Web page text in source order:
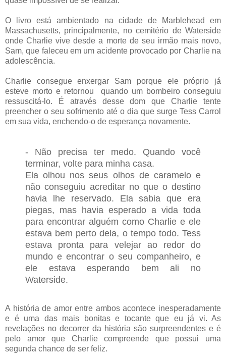
O livro está ambientado na cidade de Marblehead em
Massachusetts, principalmente, no cemitério de Waterside
onde Charlie vive desde a morte de seu irmão mais novo,
Sam, que faleceu em um acidente provocado por Charlie na
adolescência.
Charlie consegue enxergar Sam porque ele próprio já
esteve morto e retornou quando um bombeiro conseguiu
ressuscitá-lo. É através desse dom que Charlie tente
preencher o seu sofrimento até o dia que surge Tess Carrol
em sua vida, enchendo-o de esperança novamente.
- Não precisa ter medo. Quando você
terminar, volte para minha casa.
Ela olhou nos seus olhos de caramelo e
não conseguiu acreditar no que o destino
havia lhe reservado. Ela sabia que era
piegas, mas havia esperado a vida toda
para encontrar alguém como Charlie e ele
estava bem perto dela, o tempo todo. Tess
estava pronta para velejar ao redor do
mundo e encontrar o seu companheiro, e
ele estava esperando bem ali no
Waterside.
A história de amor entre ambos acontece inesperadamente
e é uma das mais bonitas e tocante que eu já vi. As
revelações no decorrer da história são surpreendentes e é
pelo amor que Charlie compreende que possui uma
segunda chance de ser feliz.